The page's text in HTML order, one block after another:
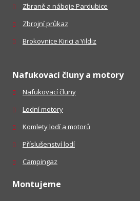
Zbraně a náboje Pardubice
Zbrojní průkaz
Brokovnice Kirici a Yildiz
Nafukovací čluny a motory
Nafukovací čluny
Lodní motory
Komlety lodí a motorů
Příslušenství lodí
Campingaz
Montujeme